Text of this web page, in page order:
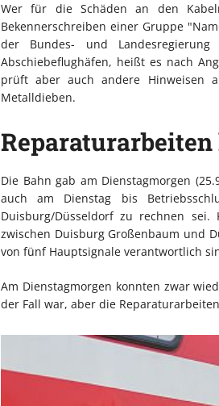
Wer für die Schäden an den
Bekennerschreiben einer Gruppe
der Bundes- und
Abschiebeflughäfen, heißt es nach
prüft aber auch andere Hinweisen
Metalldieben.
Die Bahn gab am Dienstagmorgen
auch am Dienstag bis
Duisburg/Düsseldorf zu rechnen
zwischen Duisburg Großenbaum und
von fünf Hauptsignale verantwortlich
Am Dienstagmorgen konnten zwar
der Fall war, aber die